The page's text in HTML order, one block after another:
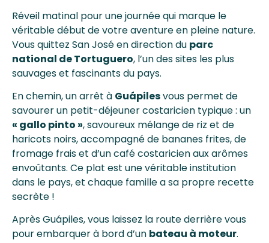
Réveil matinal pour une journée qui marque le
véritable début de votre aventure en pleine nature.
Vous quittez San José en direction du parc
national de Tortuguero, l’un des sites les plus
sauvages et fascinants du pays.
En chemin, un arrêt à Guápilesvous permet de
savourer un petit-déjeuner costaricien typique : un
« gallo pinto », savoureux mélange de riz et de
haricots noirs, accompagné de bananes frites, de
fromage frais et d’un café costaricien aux arômes
envoûtants. Ce plat est une véritable institution
dans le pays, et chaque famille a sa propre recette
secrète !
Après Guápiles, vous laissez la route derrière vous
pour embarquer à bord d’un bateau à moteur.